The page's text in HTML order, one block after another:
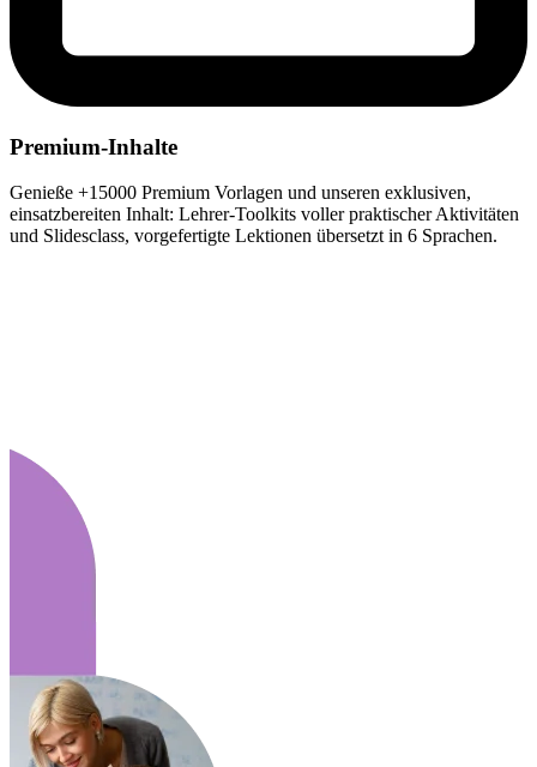
Premium-Inhalte
Genieße +15000 Premium Vorlagen und unseren exklusiven,
einsatzbereiten Inhalt: Lehrer-Toolkits voller praktischer Aktivitäten
und Slidesclass, vorgefertigte Lektionen übersetzt in 6 Sprachen.